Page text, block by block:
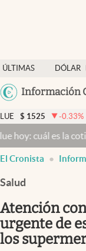
ÚLTIMAS
NOTICIAS
DÓLAR
Información
Dólar
Members
Economía y Política
Finanzas y Mercados
Mercados
Columnistas
Otras secciones
-0.33 % DÓLAR
la cotización del
El Cronista
Salud
Atención
urgente de
los